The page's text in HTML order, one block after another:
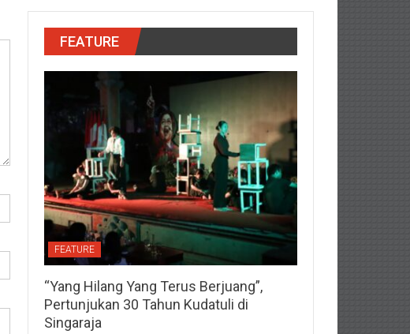
FEATURE
FEATURE
“Yang Hilang Yang Terus Berjuang”,
Pertunjukan 30 Tahun Kudatuli di
Singaraja